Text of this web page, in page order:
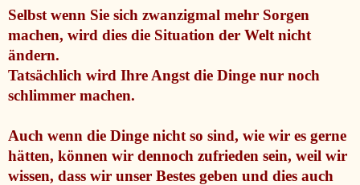
Selbst wenn Sie sich zwanzigmal mehr Sorgen
machen, wird dies die Situation der Welt nicht
ändern.
Tatsächlich wird Ihre Angst die Dinge nur noch
schlimmer machen.
Auch wenn die Dinge nicht so sind, wie wir es gerne
hätten, können wir dennoch zufrieden sein, weil wir
wissen, dass wir unser Bestes geben und dies auch